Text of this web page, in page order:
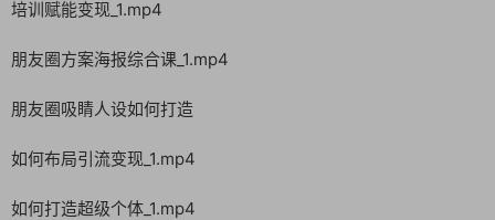
培训赋能变现_1.mp4
朋友圈方案海报综合课_1.mp4
朋友圈吸睛人设如何打造
如何布局引流变现_1.mp4
如何打造超级个体_1.mp4